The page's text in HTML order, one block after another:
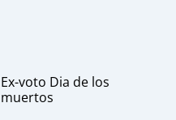
Ex-voto Dia de los
muertos